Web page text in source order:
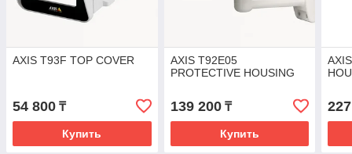
AXIS T93F TOP COVER
54 800 ₸
Купить
AXIS T92E05
PROTECTIVE HOUSING
139 200₸
Купить